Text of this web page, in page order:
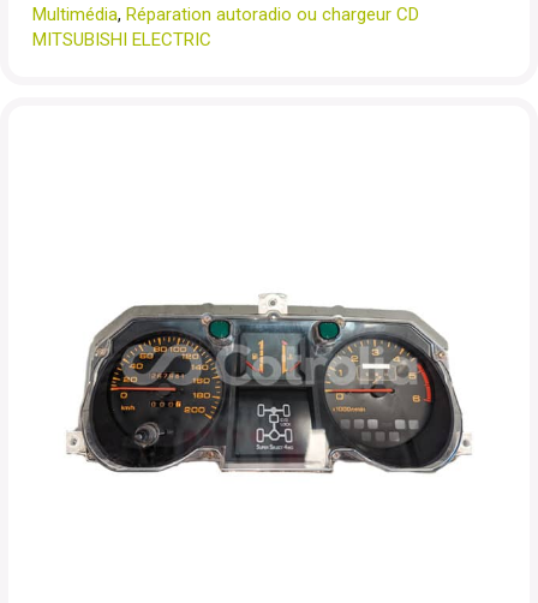
Multimédia, Réparation autoradio ou chargeur CD
MITSUBISHI ELECTRIC